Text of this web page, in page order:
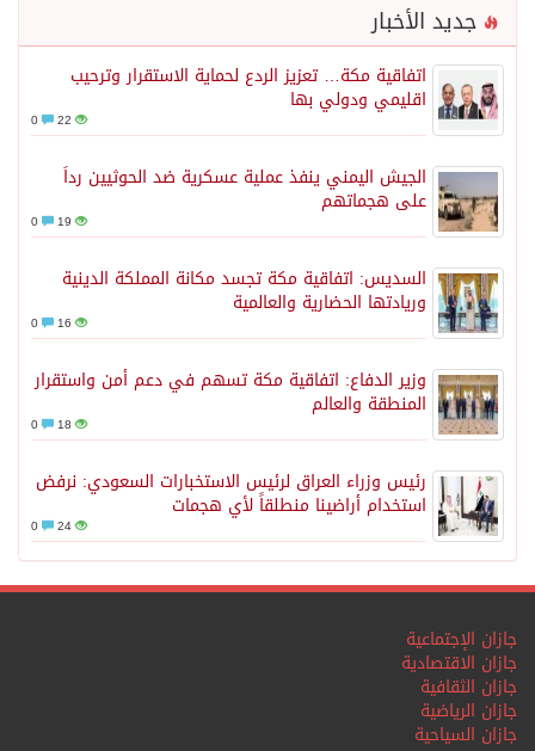
جديد الأخبار
اتفاقية مكة… تعزيز الردع لحماية الاستقرار وترحيب
اقليمي ودولي بها
22
الجيش اليمني ينفذ عملية عسكرية ضد الحوثيين رداً
على هجماتهم
19
السديس: اتفاقية مكة تجسد مكانة المملكة الدينية
وريادتها الحضارية والعالمية
16
وزير الدفاع: اتفاقية مكة تسهم في دعم أمن واستقرار
المنطقة والعالم
18
رئيس وزراء العراق لرئيس الاستخبارات السعودي: نرفض
استخدام أراضينا منطلقاً لأي هجمات
24
جازان الإجتماعية
جازان الاقتصادية
جازان الثقافية
جازان الرياضية
جازان السياحية